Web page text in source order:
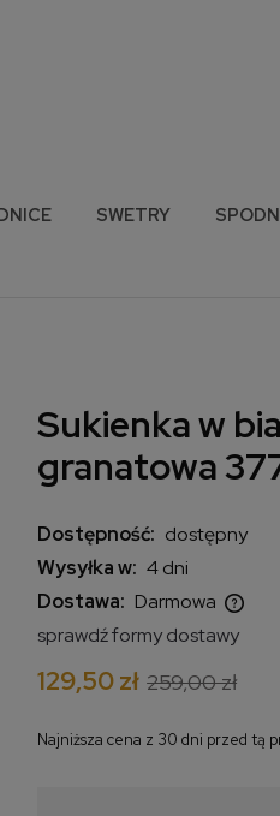
SWETRY
Sukienka w
granatowa
Dostępność: dostępny
Wysyłka w: 4 dni
Dostawa: Darmowa
płatności
sprawdź formy dostawy
129,50 zł 259,00 zł
Najniższa cena z 30 dni przed tą